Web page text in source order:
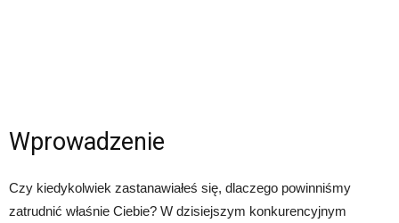
Wprowadzenie
Czy kiedykolwiek zastanawiałeś się, dlaczego powinniśmy
zatrudnić właśnie Ciebie? W dzisiejszym konkurencyjnym